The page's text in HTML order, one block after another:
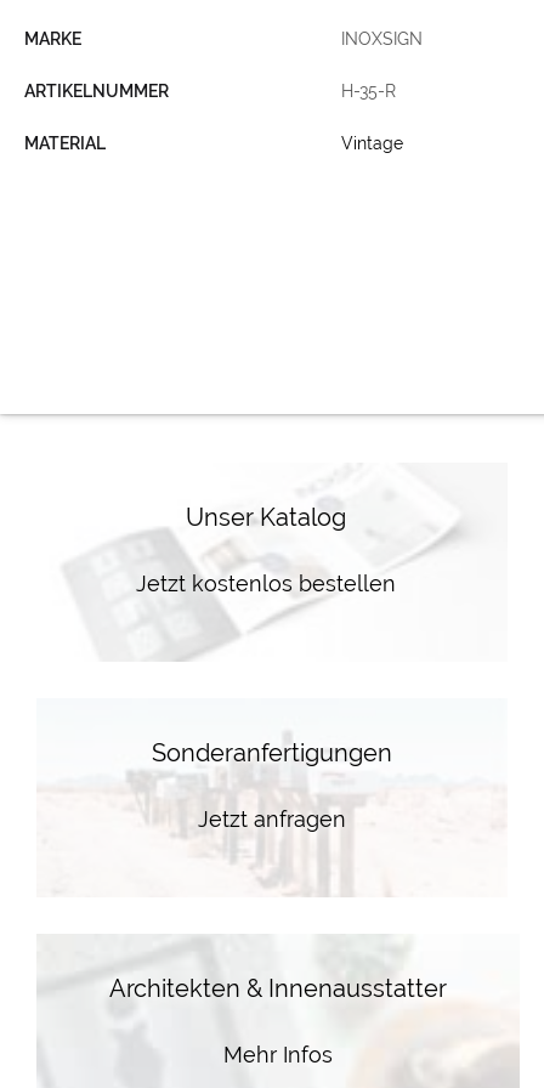
MARKE INOXSIGN
ARTIKELNUMMER H-35-R
MATERIAL Vintage
Unser Katalog
Jetzt kostenlos bestellen
Sonderanfertigungen
Jetzt anfragen
Architekten & Innenausstatter
Mehr Infos